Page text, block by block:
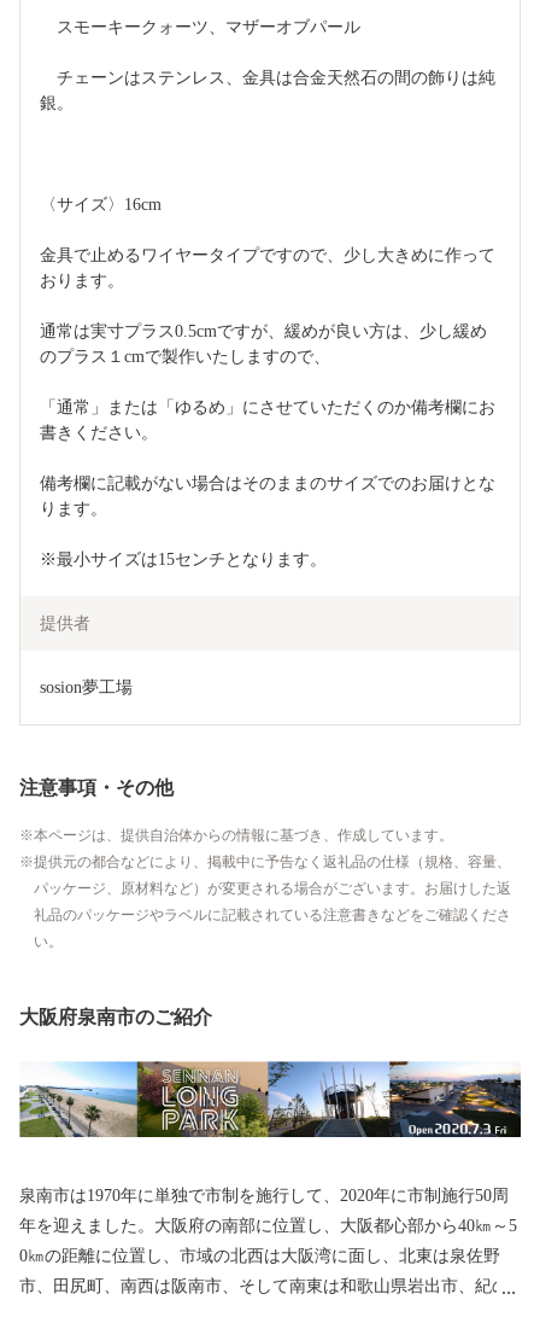
スモーキークォーツ、マザーオブパール
チェーンはステンレス、金具は合金天然石の間の飾りは純
銀。
〈サイズ〉16cm
金具で止めるワイヤータイプですので、少し大きめに作って
おります。
通常は実寸プラス0.5cmですが、緩めが良い方は、少し緩め
のプラス１cmで製作いたしますので、
「通常」または「ゆるめ」にさせていただくのか備考欄にお
書きください。
備考欄に記載がない場合はそのままのサイズでのお届けとな
ります。
※最小サイズは15センチとなります。
提供者
sosion夢工場
注意事項・その他
本ページは、提供自治体からの情報に基づき、作成しています。
提供元の都合などにより、掲載中に予告なく返礼品の仕様（規格、容量、
パッケージ、原材料など）が変更される場合がございます。お届けした返
礼品のパッケージやラベルに記載されている注意書きなどをご確認くださ
い。
大阪府泉南市のご紹介
泉南市は1970年に単独で市制を施行して、2020年に市制施行50周
年を迎えました。大阪府の南部に位置し、大阪都心部から40㎞～5
0㎞の距離に位置し、市域の北西は大阪湾に面し、北東は泉佐野
市、田尻町、南西は阪南市、そして南東は和歌山県岩出市、紀の